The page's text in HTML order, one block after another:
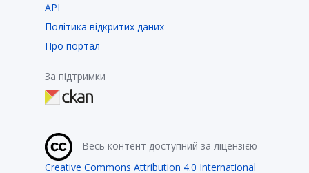
API
Політика відкритих даних
Про портал
За підтримки
Весь контент доступний за ліцензією
Creative Commons Attribution 4.0 International